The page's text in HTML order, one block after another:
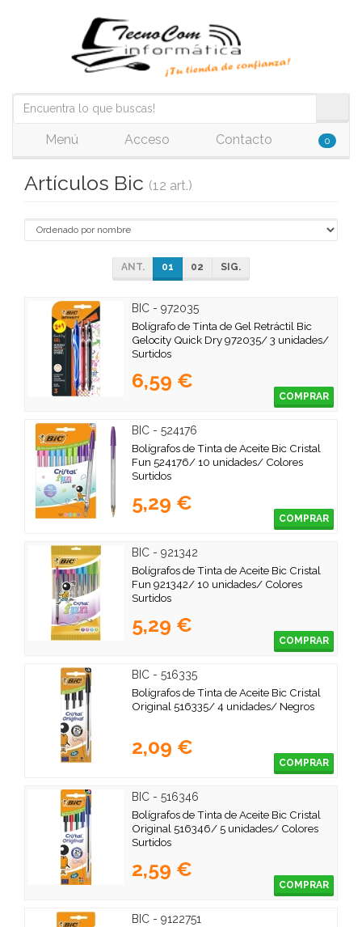
Menú Acceso Contacto 0
Artículos Bic (12 art.)
ANT. 01 02 SIG.
BIC - 972035
Bolígrafo de Tinta de Gel Retráctil Bic
Gelocity Quick Dry 972035/ 3 unidades/
Surtidos
6,59 €
COMPRAR
BIC - 524176
Bolígrafos de Tinta de Aceite Bic Cristal
Fun 524176/ 10 unidades/ Colores
Surtidos
5,29 €
COMPRAR
BIC - 921342
Bolígrafos de Tinta de Aceite Bic Cristal
Fun 921342/ 10 unidades/ Colores
Surtidos
5,29 €
COMPRAR
BIC - 516335
Bolígrafos de Tinta de Aceite Bic Cristal
Original 516335/ 4 unidades/ Negros
2,09 €
COMPRAR
BIC - 516346
Bolígrafos de Tinta de Aceite Bic Cristal
Original 516346/ 5 unidades/ Colores
Surtidos
2,59 €
COMPRAR
BIC - 9122751